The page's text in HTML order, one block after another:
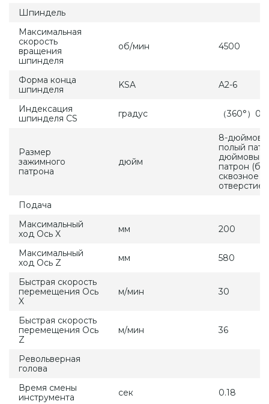
Шпиндель
Максимальная
скорость
вращения
шпинделя
об/мин 4500
Форма конца
шпинделя
KSA A2-6
Индексация
шпинделя CS
градус （360°）
Размер
зажимного
патрона
дюйм
8-
полый
дюймовый
патрон
сквозное
отверстие)
Подача
Максимальный
ход Ось X
мм 200
Максимальный
ход Ось Z
мм 580
Быстрая скорость
перемещения Ось
X
м/мин 30
Быстрая скорость
перемещения Ось
Z
м/мин 36
Револьверная
голова
Время смены
инструмента
сек 0.18